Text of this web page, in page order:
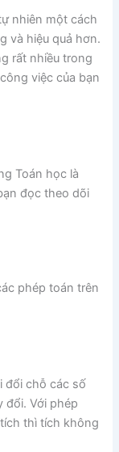
nhiên một cách
và hiệu quả hơn.
rất nhiều trong
việc của bạn
Toán học là
đọc theo dõi
phép toán trên
đổi chỗ các số
Với phép
thì tích không